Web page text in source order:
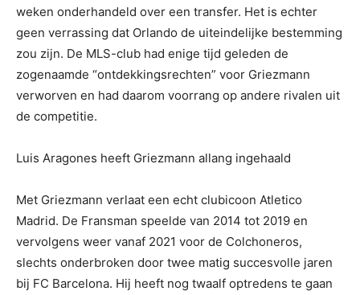
weken onderhandeld over een transfer. Het is echter
geen verrassing dat Orlando de uiteindelijke bestemming
zou zijn. De MLS-club had enige tijd geleden de
zogenaamde “ontdekkingsrechten” voor Griezmann
verworven en had daarom voorrang op andere rivalen uit
de competitie.
Luis Aragones heeft Griezmann allang ingehaald
Met Griezmann verlaat een echt clubicoon Atletico
Madrid. De Fransman speelde van 2014 tot 2019 en
vervolgens weer vanaf 2021 voor de Colchoneros,
slechts onderbroken door twee matig succesvolle jaren
bij FC Barcelona. Hij heeft nog twaalf optredens te gaan